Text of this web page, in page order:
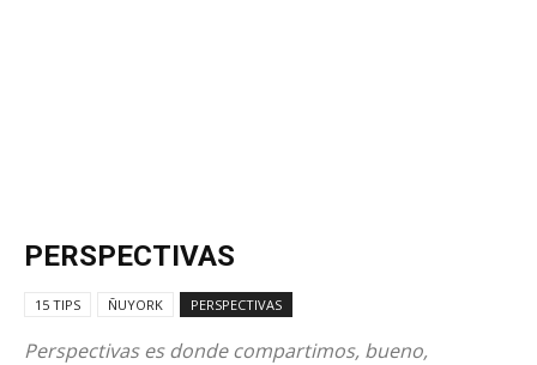
PERSPECTIVAS
15 TIPS ÑUYORK PERSPECTIVAS
Perspectivas es donde compartimos, bueno,